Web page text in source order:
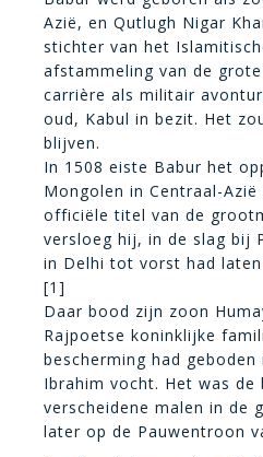
Azië, en Qutlugh Nigar
stichter van het
afstammeling van de
carrière als militair
oud, Kabul in bezit. Het
blijven.
In 1508 eiste Babur het
Mongolen in Centraal-
officiële titel van de
versloeg hij, in de slag bij
in Delhi tot vorst had
[1]
Daar bood zijn zoon
Rajpoetse koninklijke
bescherming had
Ibrahim vocht. Het was
verscheidene malen in de
later op de Pauwentroon